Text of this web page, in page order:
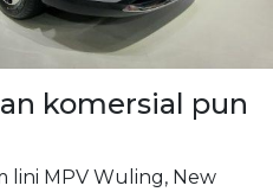
komersial pun
lini MPV Wuling, New